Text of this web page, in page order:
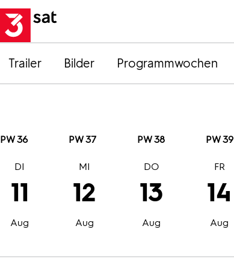
Trailer Bilder Programmwochen
PW 36 PW 37 PW 38 PW 39
11
Aug
DI
12
Aug
MI
13
Aug
DO
14
Aug
FR